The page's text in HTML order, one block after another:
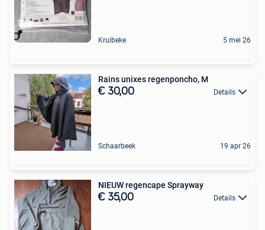
Kruibeke 5 mei 26
Rains unixes regenponcho, M
€ 30,00 Details
Schaarbeek 19 apr 26
NIEUW regencape Sprayway
€ 35,00 Details